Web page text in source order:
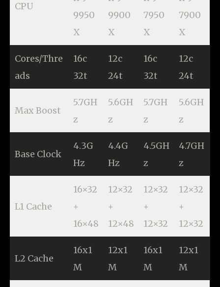
CPU
9950
X
9900
X
7950
X
7900
X
Cores/Thre
ads
16c
32t
12c
24t
16c
32t
12c
24t
Max Boost
5.7GH
z
5.6GH
z
5.7GH
z
5.6GH
z
Base Clock
4.3G
Hz
4.4G
Hz
4.5GH
z
4.7GH
z
L1 Cache
16×32
+
16×48
12×32
+
12×48
12×32
+
12×32
12×32
+
12×32
L2 Cache
16x1
M
12x1
M
16x1
M
12x1
M